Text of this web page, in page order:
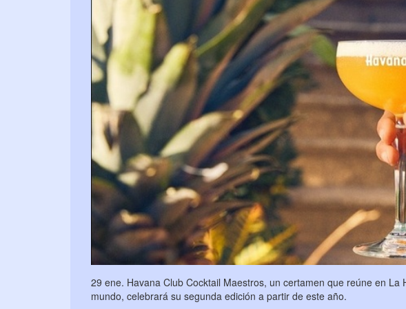
29 ene. Havana Club Cocktail Maestros, un certamen que reúne en La
mundo, celebrará su segunda edición a partir de este año.